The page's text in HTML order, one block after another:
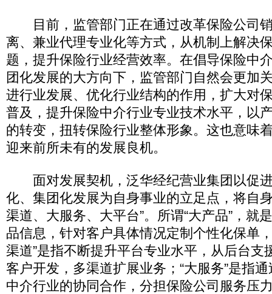
目前，监管部门正在通过改革保险公司
离、兼业代理专业化等方式，从机制上解决
题，提升保险行业经营效率。在倡导保险中
团化发展的大方向下，监管部门自然会更加
进行业发展、优化行业结构的作用，扩大对
普及，提升保险中介行业专业技术水平，以
的转变，扭转保险行业整体形象。这也意味
迎来前所未有的发展良机。
面对发展契机，泛华经纪营业集团以促
化、集团化发展为自身事业的立足点，将自
渠道、大服务、大平台”。所谓“大产品”，就
品信息，针对客户具体情况定制个性化保单
渠道”是指不断提升平台专业水平，从后台支
客户开发，多渠道扩展业务；“大服务”是指
中介行业的协同合作，分担保险公司服务压